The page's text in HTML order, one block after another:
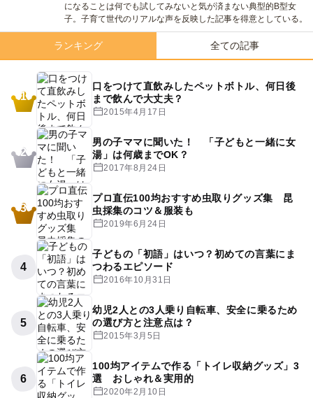
になることは何でも試してみないと気が済まない典型的B型女
子。子育て世代のリアルな声を反映した記事を得意としている。
ランキング 全ての記事
1
口をつけて直飲みしたペットボトル、何日後
まで飲んで大丈夫？
2015年4月17日
2
男の子ママに聞いた！ 「子どもと一緒に女
湯」は何歳までOK？
2017年8月24日
3
プロ直伝100均おすすめ虫取りグッズ集 昆
虫採集のコツ＆服装も
2019年6月24日
4
子どもの「初語」はいつ？初めての言葉にま
つわるエピソード
2016年10月31日
5
幼児2人との3人乗り自転車、安全に乗るため
の選び方と注意点は？
2015年3月5日
6
100均アイテムで作る「トイレ収納グッズ」3
選 おしゃれ＆実用的
2020年2月10日